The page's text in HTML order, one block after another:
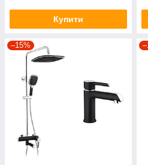
Купити
–15%